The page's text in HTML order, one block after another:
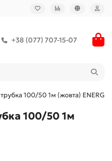
+38 (077) 707-15-07
100/50 1м (жовта) ENERGIO
100/50 1м